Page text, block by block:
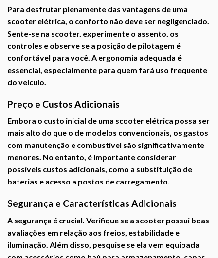
Para desfrutar plenamente das vantagens de uma
scooter elétrica, o conforto não deve ser negligenciado.
Sente-se na scooter, experimente o assento, os
controles e observe se a posição de pilotagem é
confortável para você. A ergonomia adequada é
essencial, especialmente para quem fará uso frequente
do veículo.
Preço e Custos Adicionais
Embora o custo inicial de uma scooter elétrica possa ser
mais alto do que o de modelos convencionais, os gastos
com manutenção e combustível são significativamente
menores. No entanto, é importante considerar
possíveis custos adicionais, como a substituição de
baterias e acesso a postos de carregamento.
Segurança e Características Adicionais
A segurança é crucial. Verifique se a scooter possui boas
avaliações em relação aos freios, estabilidade e
iluminação. Além disso, pesquise se ela vem equipada